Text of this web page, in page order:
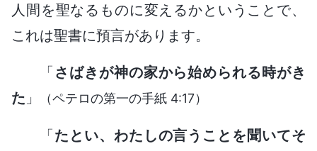
人間を聖なるものに変えるかということで、
これは聖書に預言があります。
「 さばきが神の家から始められる時がき
た 」 （ペテロの第一の手紙 4:17）
「たとい、わたしの言うことを聞いてそ